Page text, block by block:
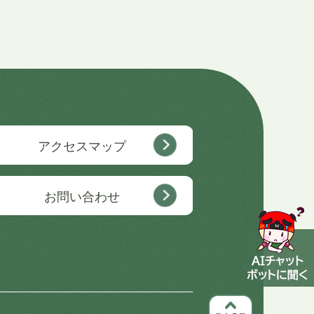
アクセスマップ
お問い合わせ